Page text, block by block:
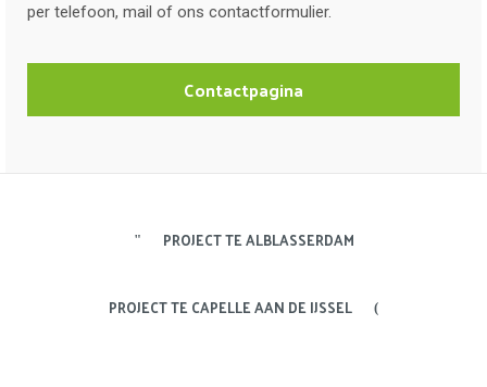
per telefoon, mail of ons contactformulier.
Contactpagina
PROJECT TE ALBLASSERDAM
PROJECT TE CAPELLE AAN DE IJSSEL